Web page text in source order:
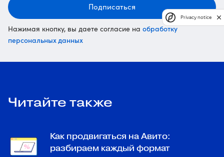
Подписаться
Нажимая кнопку, вы даете согласие на обработку
персональных данных
Читайте также
Как продвигаться на Авито:
разбираем каждый формат
Privacy notice